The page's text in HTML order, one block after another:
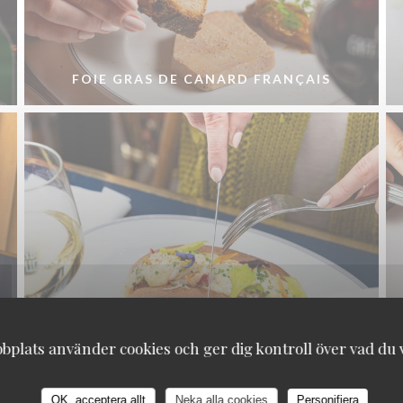
använder cookies och ger dig kontroll över vad du
OK, acceptera allt Neka alla cookies Personifiera
FOIE GRAS DE CANARD FRANÇAIS
LOBSTER ROLL